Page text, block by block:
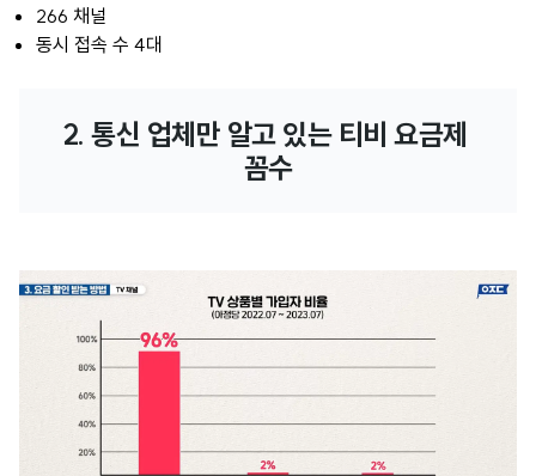
266 채널
동시 접속 수 4대
2. 통신 업체만 알고 있는 티비 요금제
꼼수